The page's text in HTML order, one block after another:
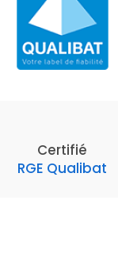
Certifié
RGE Qualibat